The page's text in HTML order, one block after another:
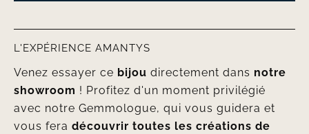
L'EXPÉRIENCE AMANTYS
Venez essayer ce bijou directement dans notre
showroom ! Profitez d'un moment privilégié
avec notre Gemmologue, qui vous guidera et
vous fera découvrir toutes les créations de